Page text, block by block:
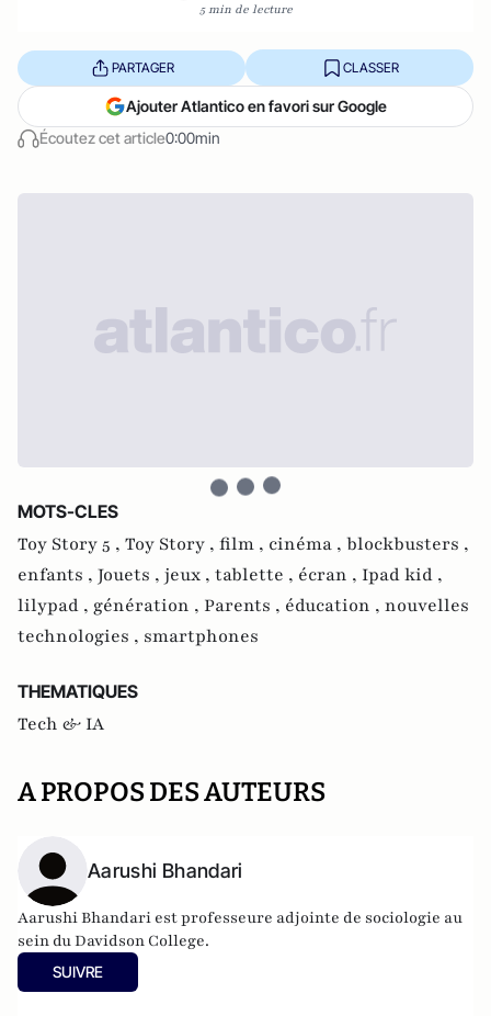
5 min de lecture
Écoutez cet article0:00min
PARTAGER CLASSER
Ajouter Atlantico en favori sur Google
MOTS-CLES
Toy Story 5 , Toy Story , film , cinéma , blockbusters ,
enfants , Jouets , jeux , tablette , écran , Ipad kid ,
lilypad , génération , Parents , éducation , nouvelles
technologies , smartphones
THEMATIQUES
Tech & IA
A PROPOS DES AUTEURS
Aarushi Bhandari
Aarushi Bhandari est professeure adjointe de sociologie au
sein du Davidson College.
SUIVRE